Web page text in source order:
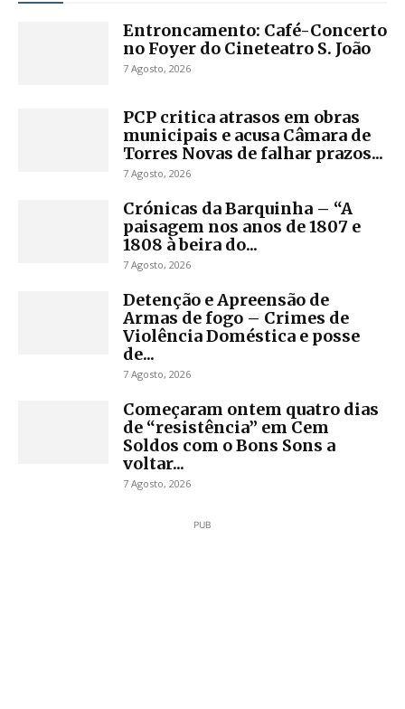
Entroncamento: Café-Concerto
no Foyer do Cineteatro S. João
7 Agosto, 2026
PCP critica atrasos em obras
municipais e acusa Câmara de
Torres Novas de falhar prazos...
7 Agosto, 2026
Crónicas da Barquinha – “A
paisagem nos anos de 1807 e
1808 à beira do...
7 Agosto, 2026
Detenção e Apreensão de
Armas de fogo – Crimes de
Violência Doméstica e posse
de...
7 Agosto, 2026
Começaram ontem quatro dias
de “resistência” em Cem
Soldos com o Bons Sons a
voltar...
7 Agosto, 2026
PUB